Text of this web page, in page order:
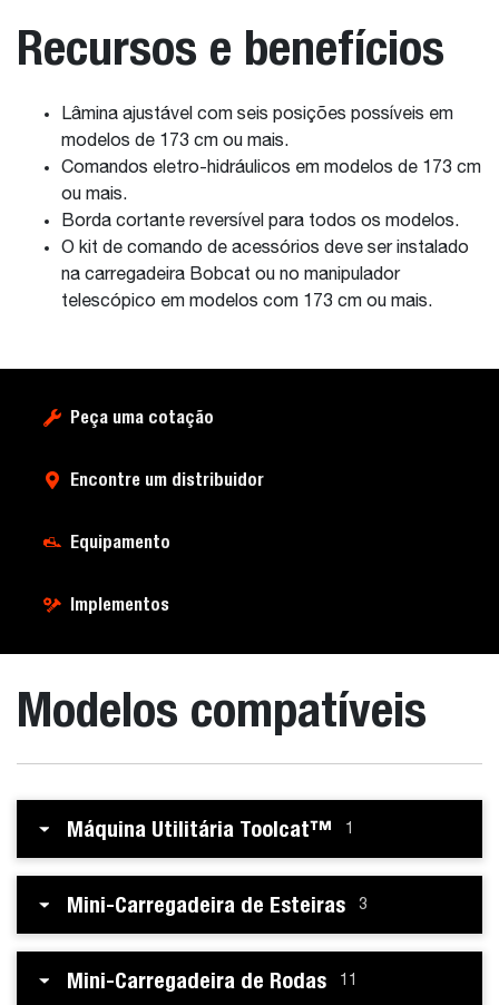
Recursos e benefícios
Lâmina ajustável com seis posições possíveis em
modelos de 173 cm ou mais.
Comandos eletro-hidráulicos em modelos de 173 cm
ou mais.
Borda cortante reversível para todos os modelos.
O kit de comando de acessórios deve ser instalado
na carregadeira Bobcat ou no manipulador
telescópico em modelos com 173 cm ou mais.
Peça uma cotação
Encontre um distribuidor
Equipamento
Implementos
Modelos compatíveis
Máquina Utilitária Toolcat™ 1
Mini-Carregadeira de Esteiras 3
Mini-Carregadeira de Rodas 11